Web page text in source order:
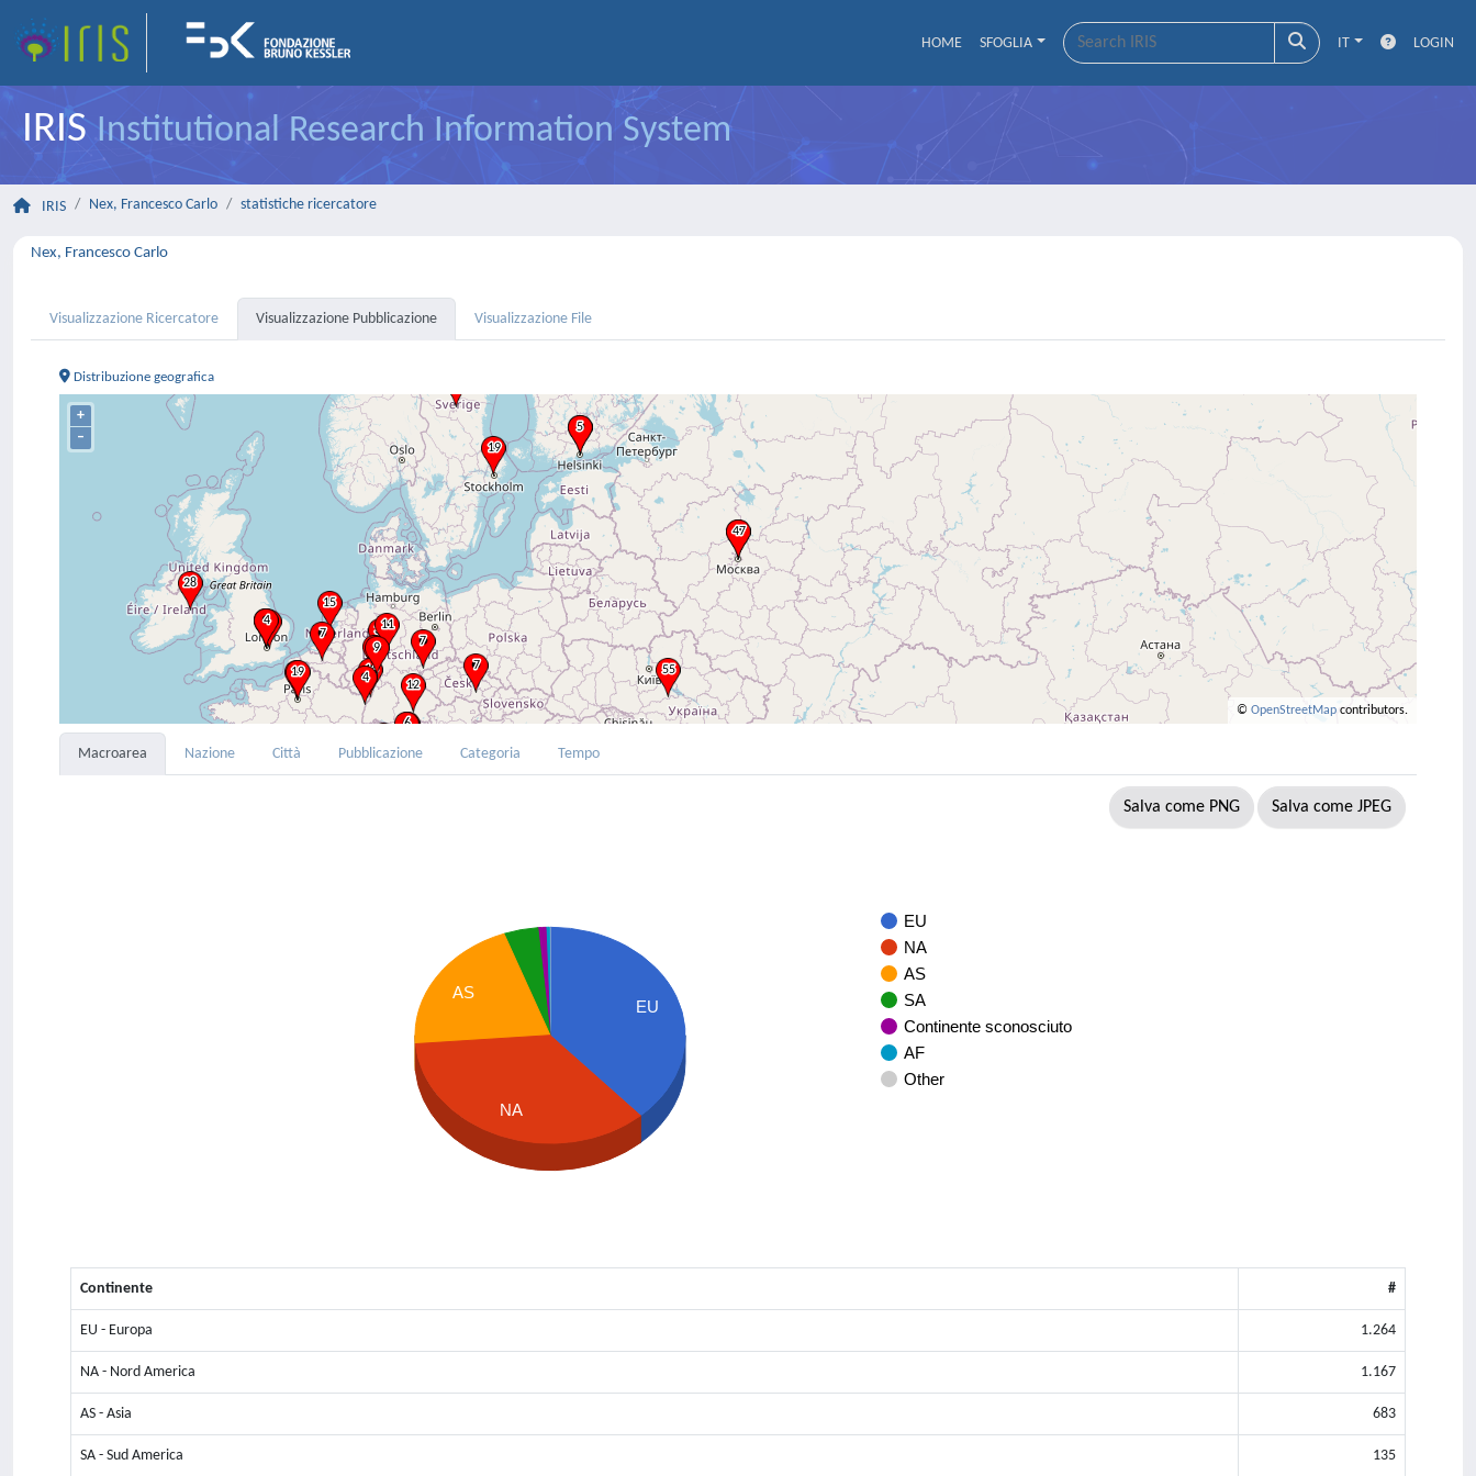
HOME SFOGLIA IT LOGIN
IRISInstitutional Research Information System
IRIS Nex, Francesco Carlo statistiche ricercatore
Nex, Francesco Carlo
Visualizzazione Ricercatore Visualizzazione Pubblicazione Visualizzazione File
Distribuzione geografica
+
–
© OpenStreetMap contributors.
Macroarea Nazione Città Pubblicazione Categoria Tempo
Salva come PNG Salva come JPEG
EU
NA
AS
SA
Continente sconosciuto
AF
Other
EU
AS
NA
Continente #
EU - Europa 1.264
NA - Nord America 1.167
AS - Asia 683
SA - Sud America 135